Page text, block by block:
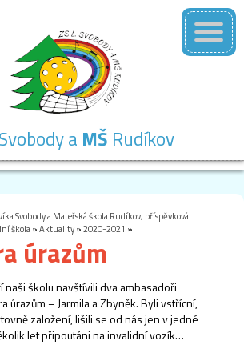
a MŠ Rudíkov
Svobody a Mateřská škola Rudíkov, příspěvková
škola»Aktuality»2020-2021 »
úrazům
naši školu navštívili dva ambasadoři
úrazům – Jarmila a Zbyněk. Byli vstřícní,
založení, lišili se od nás jen v jedné
let připoutáni na invalidní vozík…